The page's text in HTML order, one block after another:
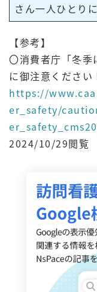
さん一人ひとり
【参考】
〇消費者庁「冬季
に御注意ください
https://
er_safety/
2024/10/29閲覧